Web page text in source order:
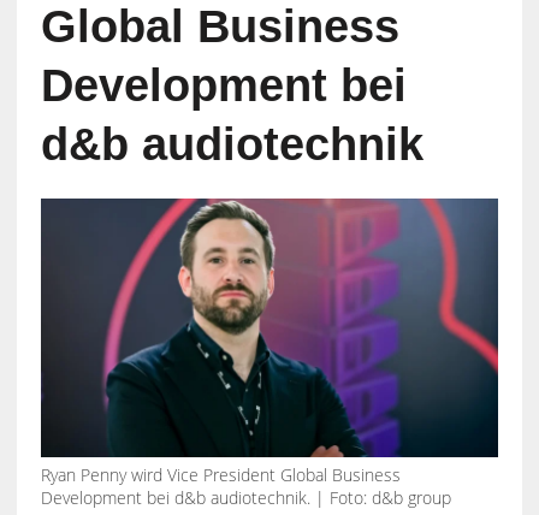
Global Business
Development bei
d&b audiotechnik
Ryan Penny wird Vice President Global Business
Development bei d&b audiotechnik. | Foto: d&b group